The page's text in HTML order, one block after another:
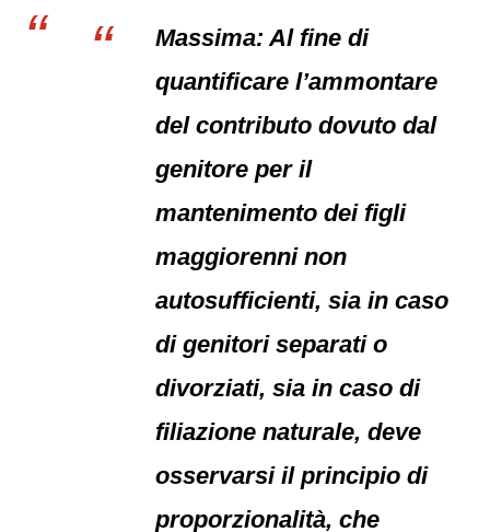
Massima: Al fine di
quantificare l’ammontare
del contributo dovuto dal
genitore per il
mantenimento dei figli
maggiorenni non
autosufficienti, sia in caso
di genitori separati o
divorziati, sia in caso di
filiazione naturale, deve
osservarsi il principio di
proporzionalità, che